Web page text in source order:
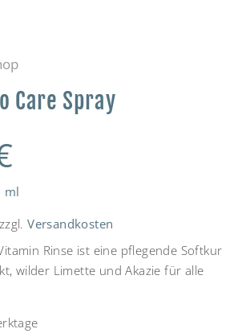
Care Spray
ml
zzgl.Versandkosten
Rinse ist eine pflegende Softkur
wilder Limette und Akazie für alle